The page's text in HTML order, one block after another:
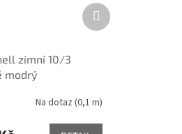
zimní 10/3
modrý
Na dotaz (0,1 m)
Další
produkt